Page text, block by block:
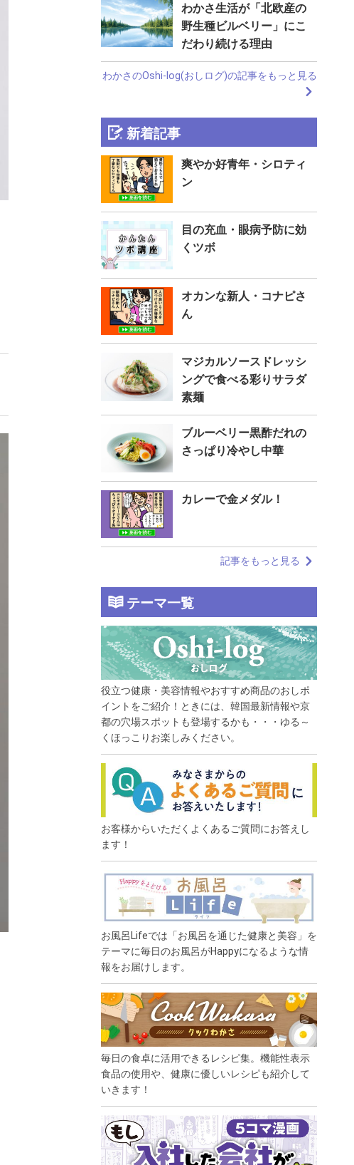
わかさ生活が「北欧産の
野生種ビルベリー」にこ
だわり続ける理由
わかさのOshi-log(おしログ)の記事をもっと見る
新着記事
爽やか好青年・シロティ
ン
目の充血・眼病予防に効
くツボ
オカンな新人・コナピさ
ん
マジカルソースドレッシ
ングで食べる彩りサラダ
素麺
ブルーベリー黒酢だれの
さっぱり冷やし中華
カレーで金メダル！
記事をもっと見る
テーマ一覧
役立つ健康・美容情報やおすすめ商品のおしポ
イントをご紹介！ときには、韓国最新情報や京
都の穴場スポットも登場するかも・・・ゆる～
くほっこりお楽しみください。
お客様からいただくよくあるご質問にお答えし
ます！
お風呂Lifeでは「お風呂を通じた健康と美容」を
テーマに毎日のお風呂がHappyになるような情
報をお届けします。
毎日の食卓に活用できるレシピ集。機能性表示
食品の使用や、健康に優しいレシピも紹介して
いきます！